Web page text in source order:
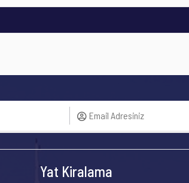
Yat Kiralama